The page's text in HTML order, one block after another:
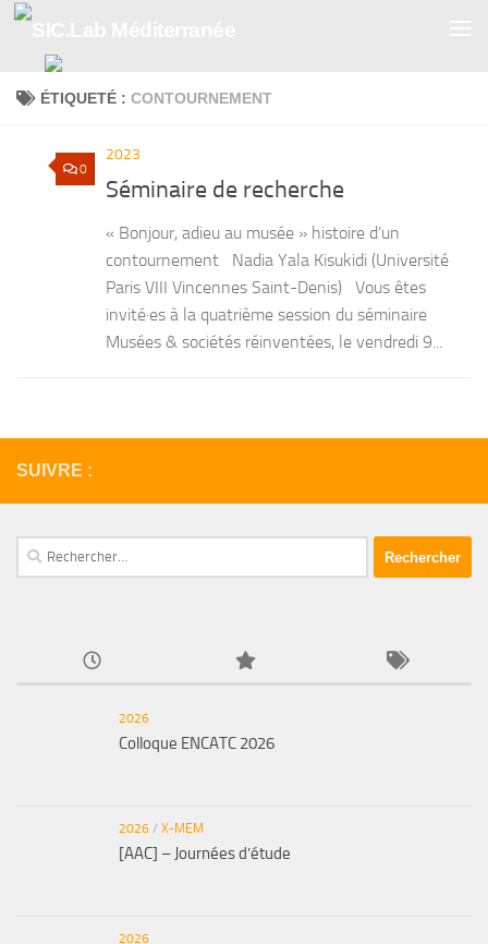
ÉTIQUETÉ : CONTOURNEMENT
0
2023
Séminaire de recherche
« Bonjour, adieu au musée » histoire d’un
contournement Nadia Yala Kisukidi (Université
Paris VIII Vincennes Saint-Denis) Vous êtes
invité·es à la quatrième session du séminaire
Musées & sociétés réinventées, le vendredi 9...
SUIVRE :
Rechercher :
2026
Colloque ENCATC 2026
2026 / X-MEM
[AAC] – Journées d’étude
2026